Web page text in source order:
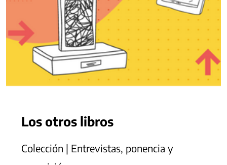
Los otros libros
Colección | Entrevistas, ponencia y